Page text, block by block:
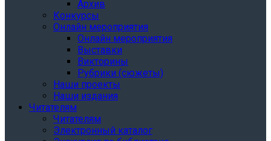
Архив
Конкурсы
Онлайн мероприятия
Онлайн мероприятия
Выставки
Викторины
Рубрики (сюжеты)
Наши проекты
Наши издания
Читателям
Читателям
Электронный каталог